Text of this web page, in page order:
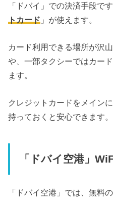
「ドバイ」での決済手段で
トカード 」が使えます。
カード利用できる場所が沢
や、一部タクシーではカー
ます。
クレジットカードをメイン
持っておくと安心できます。
「ドバイ空港」
「ドバイ空港」では、無料